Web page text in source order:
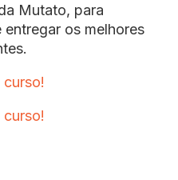
Mutato, para
os melhores